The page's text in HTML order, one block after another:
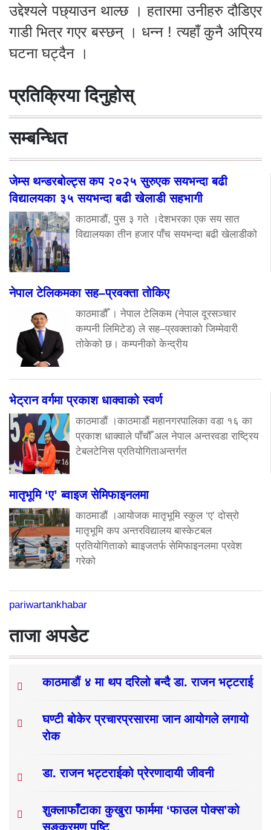
उद्देश्यले पछ्याउन थाल्छ । हतारमा उनीहरु दौडिएर
गाडी भित्र गएर बस्छन् । धन्न ! त्यहाँ कुनै अप्रिय
घटना घट्दैन ।
प्रतिक्रिया दिनुहोस्
सम्बन्धित
जेम्स थन्डरबोल्ट्स कप २०२५ सुरुएक सयभन्दा बढी
विद्यालयका ३५ सयभन्दा बढी खेलाडी सहभागी
काठमाडौं, पुस ३ गते ।देशभरका एक सय सात
विद्यालयका तीन हजार पाँच सयभन्दा बढी खेलाडीको
नेपाल टेलिकमका सह–प्रवक्ता तोकिए
काठमाडौँ । नेपाल टेलिकम (नेपाल दूरसञ्चार
कम्पनी लिमिटेड) ले सह–प्रवक्ताको जिम्मेवारी
तोकेको छ। कम्पनीको केन्द्रीय
भेट्रान वर्गमा प्रकाश धाक्वाको स्वर्ण
काठमाडौं ।काठमाडौं महानगरपालिका वडा १६ का
प्रकाश धाक्वाले पाँचौँ अल नेपाल अन्तरवडा राष्ट्रिय
टेबलटेनिस प्रतियोगिताअन्तर्गत
मातृभूमि ‘ए’ ब्वाइज सेमिफाइनलमा
काठमाडौं ।आयोजक मातृभूमि स्कुल ‘ए’ दोस्रो
मातृभूमि कप अन्तरविद्यालय बास्केटबल
प्रतियोगिताको ब्वाइजतर्फ सेमिफाइनलमा प्रवेश
गरेको
pariwartankhabar
ताजा अपडेट
काठमाडौं ४ मा थप दरिलो बन्दै डा. राजन भट्टराई
घण्टी बोकेर प्रचारप्रसारमा जान आयोगले लगायो
रोक
डा. राजन भट्टराईको प्रेरणादायी जीवनी
शुक्लाफाँटाका कुखुरा फार्ममा ‘फाउल पोक्स’को
सङ्क्रमण पुष्टि